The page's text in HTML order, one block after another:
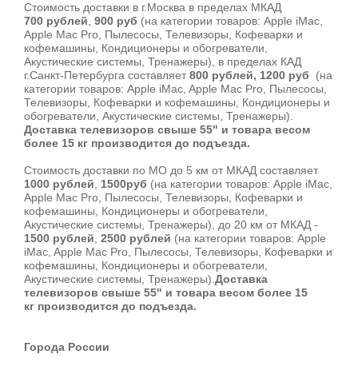
Стоимость доставки в г.Москва в пределах МКАД
700 рублей 900 руб (на категории товаров: Apple iMac,
Apple Mac Pro, Пылесосы, Телевизоры, Кофеварки и
кофемашины, Кондиционеры и обогреватели,
Акустические системы, Тренажеры), в пределах КАД
г.Санкт-Петербурга составляет 800 рублей, 1200 руб (на
категории товаров: Apple iMac, Apple Mac Pro, Пылесосы,
Телевизоры, Кофеварки и кофемашины, Кондиционеры и
обогреватели, Акустические системы, Тренажеры).
Доставка телевизоров свыше 55" и товара весом
более 15 кг производится до подъезда.
Стоимость доставки по МО до 5 км от МКАД составляет
1000 рублей
1500руб (на категории товаров: Apple iMac,
Apple Mac Pro, Пылесосы, Телевизоры, Кофеварки и
кофемашины, Кондиционеры и обогреватели,
Акустические системы, Тренажеры), до 20 км от МКАД -
1500 рублей 2500 рублей (на категории товаров: Apple
iMac, Apple Mac Pro, Пылесосы, Телевизоры, Кофеварки и
кофемашины, Кондиционеры и обогреватели,
Акустические системы, Тренажеры). Доставка
телевизоров свыше 55" и товара весом более 15
кг производится до подъезда.
Города России